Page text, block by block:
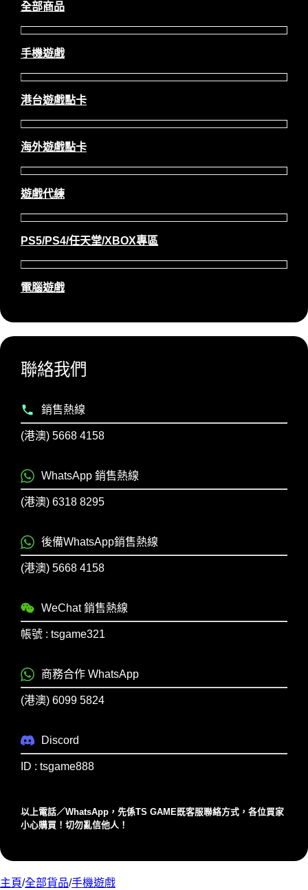
全部商品
手機遊戲
港台遊戲點卡
海外遊戲點卡
遊戲代練
PS5/PS4/任天堂/XBOX專區
電腦遊戲
聯絡我們
銷售熱線
(港澳) 5668 4158
WhatsApp 銷售熱線
(港澳) 6318 8295
後備WhatsApp銷售熱線
(港澳) 5668 4158
WeChat 銷售熱線
帳號 : tsgame321
商務合作 WhatsApp
(港澳) 6099 5824
Discord
ID : tsgame888
以上電話／WhatsApp，先係TS GAME既客服聯絡⽅式，各位買家
⼩⼼購買！切勿亂信他⼈！
主頁/全部貨品/手機遊戲